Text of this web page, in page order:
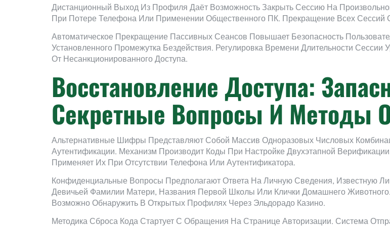
Дистанционный Выход Из Профиля Даёт Возможность Закрыть Сессию На
При Потере Телефона Или Применении Общественного ПК. Прекращение Всех Сессий
Автоматическое Прекращение Пассивных Сеансов Повышает Безопасность
Установленного Промежутка Бездействия. Регулировка Времени Длительности
От Несанкционированного Доступа.
Восстановление Доступа:
Секретные Вопросы И Методы
Альтернативные Шифры Представляют Собой Массив Одноразовых Числовых
Аутентификации. Механизм Производит Коды При Настройке Двухэтапной
Применяет Их При Отсутствии Телефона Или Аутентификатора.
Конфиденциальные Вопросы Предполагают Ответа На Личную Сведения, Известную
Девичьей Фамилии Матери, Названия Первой Школы Или Клички Домашнего
Возможно Обнаружить В Открытых Профилях Через Эльдорадо Казино.
Методика Сброса Кода Стартует С Обращения На Странице Авторизации. Система